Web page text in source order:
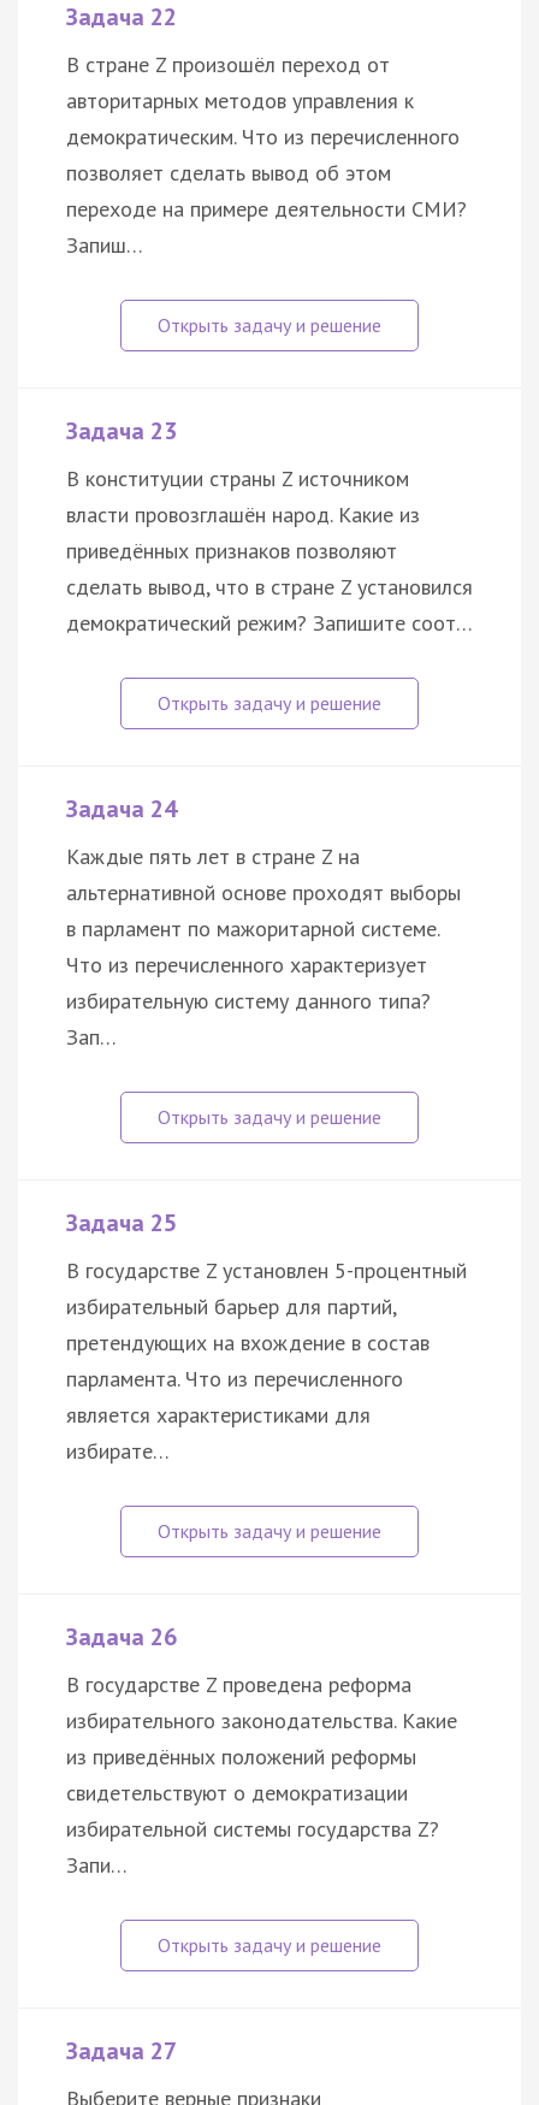
Задача 22
В стране Z произошёл переход от
авторитарных методов управления к
демократическим. Что из перечисленного
позволяет сделать вывод об этом
переходе на примере деятельности СМИ?
Запиш…
Задача 23
В конституции страны Z источником
власти провозглашён народ. Какие из
приведённых признаков позволяют
сделать вывод, что в стране Z установился
демократический режим? Запишите соот…
Задача 24
Каждые пять лет в стране Z на
альтернативной основе проходят выборы
в парламент по мажоритарной системе.
Что из перечисленного характеризует
избирательную систему данного типа?
Зап…
Задача 25
В государстве Z установлен 5-процентный
избирательный барьер для партий,
претендующих на вхождение в состав
парламента. Что из перечисленного
является характеристиками для
избирате…
Задача 26
В государстве Z проведена реформа
избирательного законодательства. Какие
из приведённых положений реформы
свидетельствуют о демократизации
избирательной системы государства Z?
Запи…
Задача 27
Выберите верные признаки